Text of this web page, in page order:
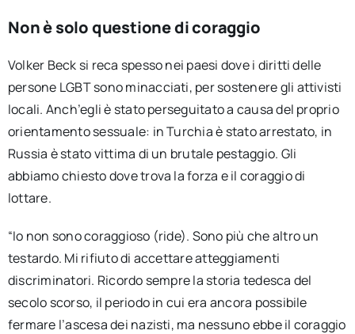
Non è solo questione di coraggio
Volker Beck si reca spesso nei paesi dove i diritti delle
persone LGBT sono minacciati, per sostenere gli attivisti
locali. Anch’egli è stato perseguitato a causa del proprio
orientamento sessuale: in Turchia è stato arrestato, in
Russia è stato vittima di un brutale pestaggio. Gli
abbiamo chiesto dove trova la forza e il coraggio di
lottare.
“Io non sono coraggioso (ride). Sono più che altro un
testardo. Mi rifiuto di accettare atteggiamenti
discriminatori. Ricordo sempre la storia tedesca del
secolo scorso, il periodo in cui era ancora possibile
fermare l’ascesa dei nazisti, ma nessuno ebbe il coraggio